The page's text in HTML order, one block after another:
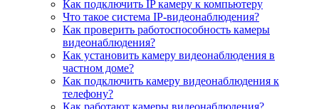
Как подключить IP камеру к компьютеру
Что такое система IP-видеонаблюдения?
Как проверить работоспособность камеры
видеонаблюдения?
Как установить камеру видеонаблюдения в
частном доме?
Как подключить камеру видеонаблюдения к
телефону?
Как работают камеры видеонаблюдения?